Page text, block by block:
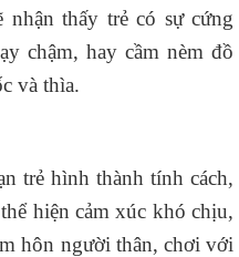
nhận thấy trẻ có sự cứng
chậm, hay cầm nèm đồ
và thìa.
trẻ hình thành tính cách,
hiện cảm xúc khó chịu,
hôn người thân, chơi với